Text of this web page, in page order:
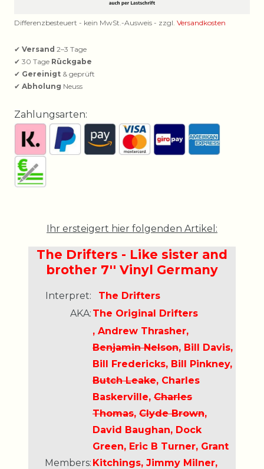
Differenzbesteuert - kein MwSt.-Ausweis - zzgl. Versandkosten
✔ Versand 2–3 Tage
✔ 30 Tage Rückgabe
✔ Gereinigt & geprüft
✔ Abholung Neuss
Zahlungsarten:
Ihr ersteigert hier folgenden Artikel:
The Drifters - Like sister and
brother 7'' Vinyl Germany
Interpret:
The Drifters
AKA: The Original Drifters
Members:
, Andrew Thrasher,
Benjamin Nelson, Bill Davis,
Bill Fredericks, Bill Pinkney,
Butch Leake, Charles
Baskerville, Charles
Thomas, Clyde Brown,
David Baughan, Dock
Green, Eric B Turner, Grant
Kitchings, Jimmy Milner,